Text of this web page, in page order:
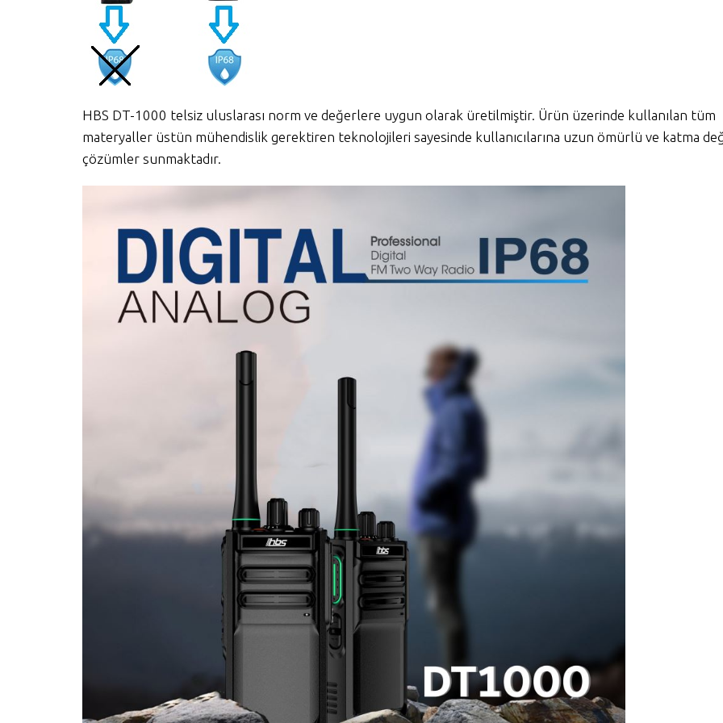
HBS DT-1000 telsiz uluslarası norm ve değerlere uygun olarak üretilmiştir. Ürün üzerinde kullanılan tüm
materyaller üstün mühendislik gerektiren teknolojileri sayesinde kullanıcılarına uzun ömürlü ve katma
çözümler sunmaktadır.